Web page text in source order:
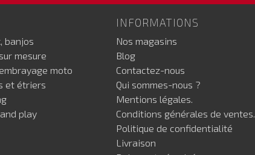
banjos
mesure
moto
et étriers
play
INFORMATIONS
Nos magasins
Blog
Contactez-nous
Qui sommes-nous ?
Mentions légales.
Conditions générales de ventes.
Politique de confidentialité
Livraison